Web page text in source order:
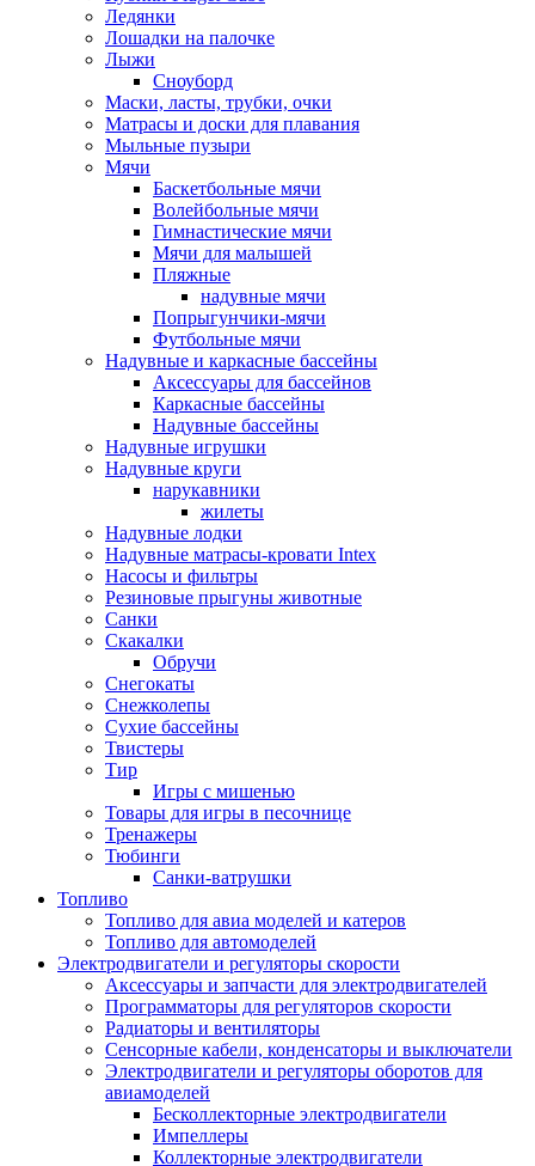
Ледянки
Лошадки на палочке
Лыжи
Сноуборд
Маски, ласты, трубки, очки
Матрасы и доски для плавания
Мыльные пузыри
Мячи
Баскетбольные мячи
Волейбольные мячи
Гимнастические мячи
Мячи для малышей
Пляжные
надувные мячи
Попрыгунчики-мячи
Футбольные мячи
Надувные и каркасные бассейны
Аксессуары для бассейнов
Каркасные бассейны
Надувные бассейны
Надувные игрушки
Надувные круги
нарукавники
жилеты
Надувные лодки
Надувные матрасы-кровати Intex
Насосы и фильтры
Резиновые прыгуны животные
Санки
Скакалки
Обручи
Снегокаты
Снежколепы
Сухие бассейны
Твистеры
Тир
Игры с мишенью
Товары для игры в песочнице
Тренажеры
Тюбинги
Санки-ватрушки
Топливо
Топливо для авиа моделей и катеров
Топливо для автомоделей
Электродвигатели и регуляторы скорости
Аксессуары и запчасти для электродвигателей
Программаторы для регуляторов скорости
Радиаторы и вентиляторы
Сенсорные кабели, конденсаторы и выключатели
Электродвигатели и регуляторы оборотов для
авиамоделей
Бесколлекторные электродвигатели
Импеллеры
Коллекторные электродвигатели